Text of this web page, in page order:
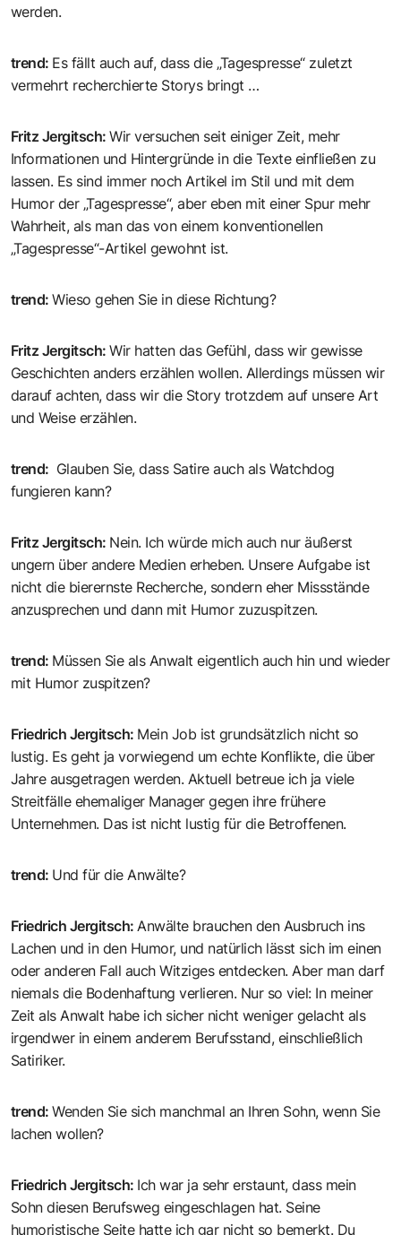
werden.
trend: Es fällt auch auf, dass die „Tagespresse“ zuletzt
vermehrt recherchierte Storys bringt …
Fritz Jergitsch:Wir versuchen seit einiger Zeit, mehr
Informationen und Hintergründe in die Texte einfließen zu
lassen. Es sind immer noch Artikel im Stil und mit dem
Humor der „Tagespresse“, aber eben mit einer Spur mehr
Wahrheit, als man das von einem konventionellen
„Tagespresse“-Artikel gewohnt ist.
trend:Wieso gehen Sie in diese Richtung?
Fritz Jergitsch:Wir hatten das Gefühl, dass wir gewisse
Geschichten anders erzählen wollen. Allerdings müssen wir
darauf achten, dass wir die Story trotzdem auf unsere Art
und Weise erzählen.
trend: Glauben Sie, dass Satire auch als Watchdog
fungieren kann?
Fritz Jergitsch: Nein. Ich würde mich auch nur äußerst
ungern über andere Medien erheben. Unsere Aufgabe ist
nicht die bierernste Recherche, sondern eher Missstände
anzusprechen und dann mit Humor zuzuspitzen.
trend: Müssen Sie als Anwalt eigentlich auch hin und wieder
mit Humor zuspitzen?
Friedrich Jergitsch: Mein Job ist grundsätzlich nicht so
lustig. Es geht ja vorwiegend um echte Konflikte, die über
Jahre ausgetragen werden. Aktuell betreue ich ja viele
Streitfälle ehemaliger Manager gegen ihre frühere
Unternehmen. Das ist nicht lustig für die Betroffenen.
trend: Und für die Anwälte?
Friedrich Jergitsch: Anwälte brauchen den Ausbruch ins
Lachen und in den Humor, und natürlich lässt sich im einen
oder anderen Fall auch Witziges entdecken. Aber man darf
niemals die Bodenhaftung verlieren. Nur so viel: In meiner
Zeit als Anwalt habe ich sicher nicht weniger gelacht als
irgendwer in einem anderem Berufsstand, einschließlich
Satiriker.
trend:Wenden Sie sich manchmal an Ihren Sohn, wenn Sie
lachen wollen?
Friedrich Jergitsch: Ich war ja sehr erstaunt, dass mein
Sohn diesen Berufsweg eingeschlagen hat. Seine
humoristische Seite hatte ich gar nicht so bemerkt. Du